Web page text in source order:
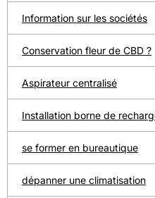
Information sur les sociétés
Conservation fleur de CBD ?
Aspirateur centralisé
Installation borne de
se former en bureautique
dépanner une climatisation